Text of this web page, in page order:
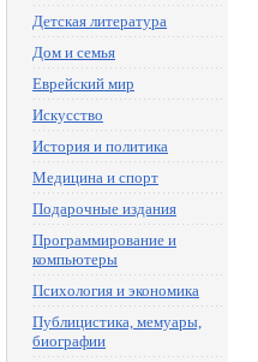
Детская литература
Дом и семья
Еврейский мир
Искусство
История и политика
Медицина и спорт
Подарочные издания
Программирование и
компьютеры
Психология и экономика
Публицистика, мемуары,
биографии